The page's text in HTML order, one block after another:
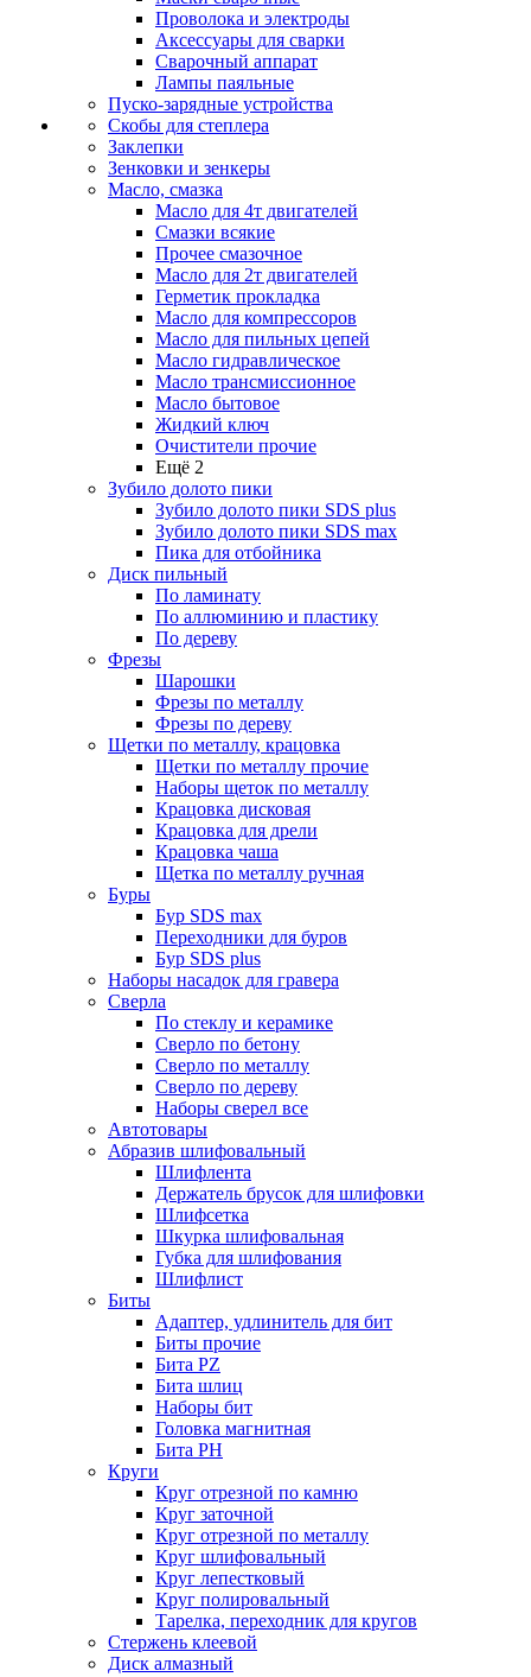
Проволока и электроды
Аксессуары для сварки
Сварочный аппарат
Лампы паяльные
Пуско-зарядные устройства
Скобы для степлера
Заклепки
Зенковки и зенкеры
Масло, смазка
Масло для 4т двигателей
Смазки всякие
Прочее смазочное
Масло для 2т двигателей
Герметик прокладка
Масло для компрессоров
Масло для пильных цепей
Масло гидравлическое
Масло трансмиссионное
Масло бытовое
Жидкий ключ
Очистители прочие
Ещё 2
Зубило долото пики
Зубило долото пики SDS plus
Зубило долото пики SDS max
Пика для отбойника
Диск пильный
По ламинату
По аллюминию и пластику
По дереву
Фрезы
Шарошки
Фрезы по металлу
Фрезы по дереву
Щетки по металлу, крацовка
Щетки по металлу прочие
Наборы щеток по металлу
Крацовка дисковая
Крацовка для дрели
Крацовка чаша
Щетка по металлу ручная
Буры
Бур SDS max
Переходники для буров
Бур SDS plus
Наборы насадок для гравера
Сверла
По стеклу и керамике
Сверло по бетону
Сверло по металлу
Сверло по дереву
Наборы сверел все
Автотовары
Абразив шлифовальный
Шлифлента
Держатель брусок для шлифовки
Шлифсетка
Шкурка шлифовальная
Губка для шлифования
Шлифлист
Биты
Адаптер, удлинитель для бит
Биты прочие
Бита PZ
Бита шлиц
Наборы бит
Головка магнитная
Бита PH
Круги
Круг отрезной по камню
Круг заточной
Круг отрезной по металлу
Круг шлифовальный
Круг лепестковый
Круг полировальный
Тарелка, переходник для кругов
Стержень клеевой
Диск алмазный